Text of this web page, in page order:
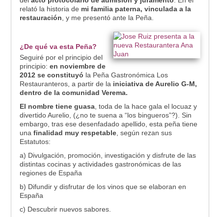
relató la historia de mi familia paterna, vinculada a la
restauración , y me presentó ante la Peña.
¿De qué va esta Peña?
Seguiré por el principio del
principio: en noviembre de
2012 se constituyó la Peña Gastronómica Los
Restauranteros, a partir de la iniciativa de Aurelio G-M,
dentro de la comunidad Verema.
El nombre tiene guasa, toda de la hace gala el locuaz y
divertido Aurelio, (¿no te suena a “los bingueros”?). Sin
embargo, tras ese desenfadado apellido, esta peña tiene
una finalidad muy respetable, según rezan sus
Estatutos:
a) Divulgación, promoción, investigación y disfrute de las
distintas cocinas y actividades gastronómicas de las
regiones de España
b) Difundir y disfrutar de los vinos que se elaboran en
España
c) Descubrir nuevos sabores.